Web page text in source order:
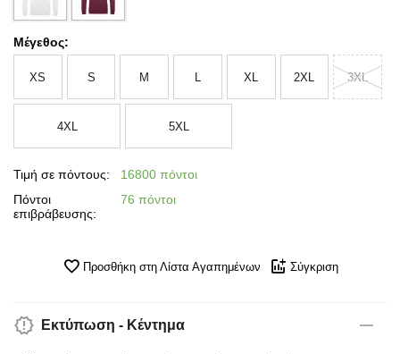
Μέγεθος:
XS S M L XL 2XL 3XL
4XL 5XL
Τιμή σε πόντους:
16800 πόντοι
Πόντοι
επιβράβευσης:
76 πόντοι
Προσθήκη στη Λίστα Αγαπημένων Σύγκριση
Εκτύπωση - Κέντημα